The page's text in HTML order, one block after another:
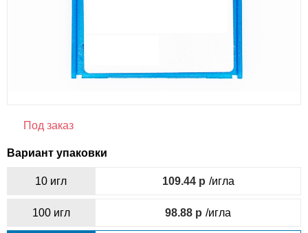
Под заказ
Вариант упаковки
10 игл 109.44 /игла
100 игл 98.88 /игла